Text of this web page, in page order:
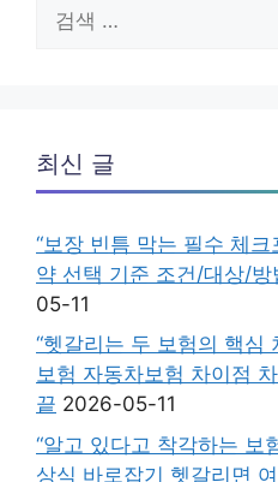
색:
최신 글
“보장 빈틈 막는 필수 체
약 선택 기준 조건/대상/방
05-11
“헷갈리는 두 보험의 핵심
보험 자동차보험 차이점
끝 2026-05-11
“알고 있다고 착각하는 보
상식 바로잡기 헷갈리면